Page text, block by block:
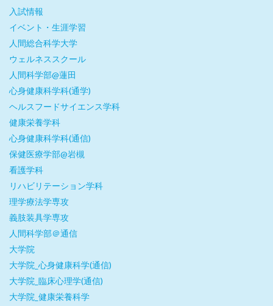
入試情報
イベント・生涯学習
人間総合科学大学
ウェルネススクール
人間科学部@蓮田
心身健康科学科(通学)
ヘルスフードサイエンス学科
健康栄養学科
心身健康科学科(通信)
保健医療学部@岩槻
看護学科
リハビリテーション学科
理学療法学専攻
義肢装具学専攻
人間科学部＠通信
大学院
大学院_心身健康科学(通信)
大学院_臨床心理学(通信)
大学院_健康栄養科学